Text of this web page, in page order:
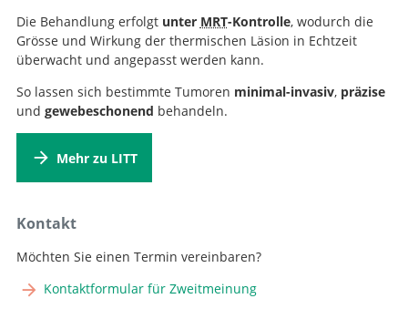
Die Behandlung erfolgt unter MRT-Kontrolle, wodurch die
Grösse und Wirkung der thermischen Läsion in Echtzeit
überwacht und angepasst werden kann.
So lassen sich bestimmte Tumoren minimal-invasiv, präzise
und gewebeschonend behandeln.
Mehr zu LITT
Kontakt
Möchten Sie einen Termin vereinbaren?
Kontaktformular für Zweitmeinung